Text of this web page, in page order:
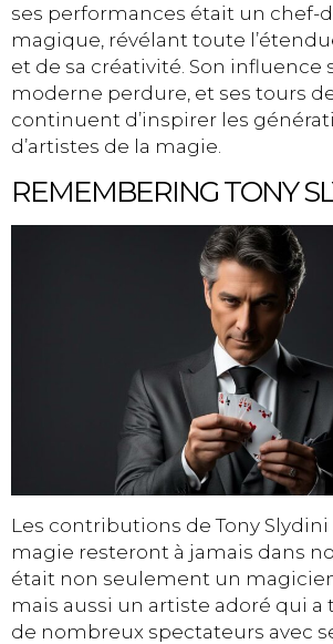
ses performances était un chef-
magique, révélant toute
et de sa créativité. Son influence
moderne perdure, et ses tours
continuent d’inspirer les
d’artistes de la magie.
REMEMBERING TONY
Les contributions de Tony
magie resteront à jamais dans
était non seulement un
mais aussi un artiste adoré qui
de nombreux spectateurs avec